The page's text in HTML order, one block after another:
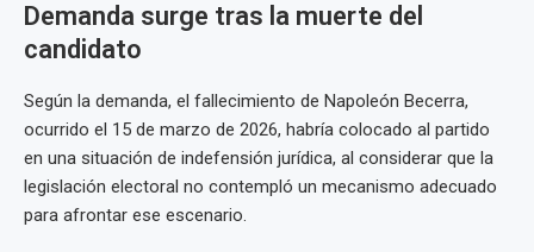
Demanda surge tras la muerte del
candidato
Según la demanda, el fallecimiento de Napoleón Becerra,
ocurrido el 15 de marzo de 2026, habría colocado al partido
en una situación de indefensión jurídica, al considerar que la
legislación electoral no contempló un mecanismo adecuado
para afrontar ese escenario.